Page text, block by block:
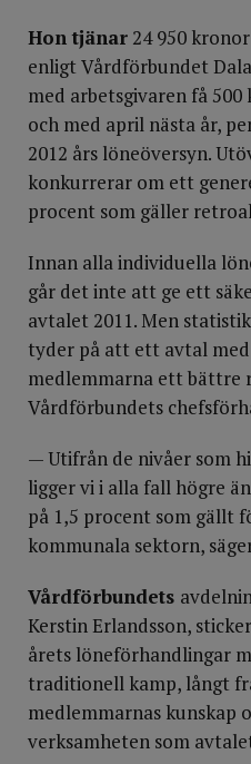
Hon tjänar 24 950
enligt Vårdförbundet
med arbetsgivaren få
och med april nästa år,
2012 års löneöversyn.
konkurrerar om ett
procent som gäller
Innan alla individuella
går det inte att ge ett
avtalet 2011. Men
tyder på att ett avtal
medlemmarna ett bättre
Vårdförbundets
— Utifrån de nivåer som
ligger vi i alla fall högre
på 1,5 procent som gällt
kommunala sektorn,
Vårdförbundets
Kerstin Erlandsson,
årets löneförhandlingar
traditionell kamp, långt
medlemmarnas kunskap
verksamheten som